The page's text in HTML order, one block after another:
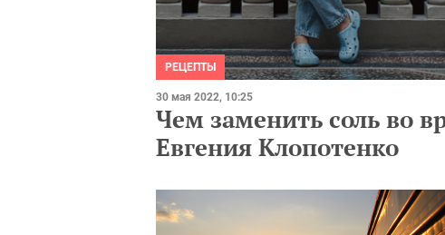
РЕЦЕПТЫ
30 мая 2022, 10:25
Чем заменить соль во
Евгения Клопотенко